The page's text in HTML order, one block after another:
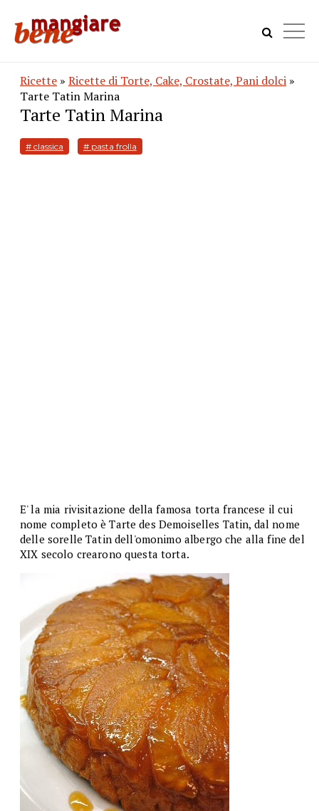
Ricette » Ricette di Torte, Cake, Crostate, Pani dolci »
Tarte Tatin Marina
Tarte Tatin Marina
# classica # pasta frolla
E' la mia rivisitazione della famosa torta francese il cui
nome completo è Tarte des Demoiselles Tatin, dal nome
delle sorelle Tatin dell'omonimo albergo che alla fine del
XIX secolo crearono questa torta.